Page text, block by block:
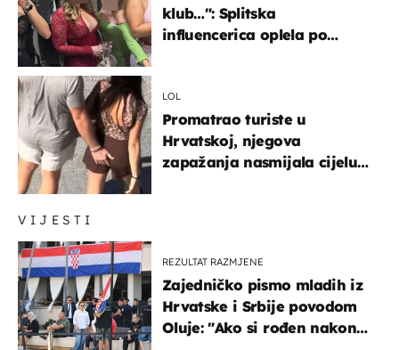
VIJESTI
REZULTAT RAZMJENE
Zajedničko pismo mladih iz
Hrvatske i Srbije povodom
Oluje: "Ako si rođen nakon
klub…": Splitska
influencerica oplela po
LOL
Promatrao turiste u
Hrvatskoj, njegova
zapažanja nasmijala cijelu